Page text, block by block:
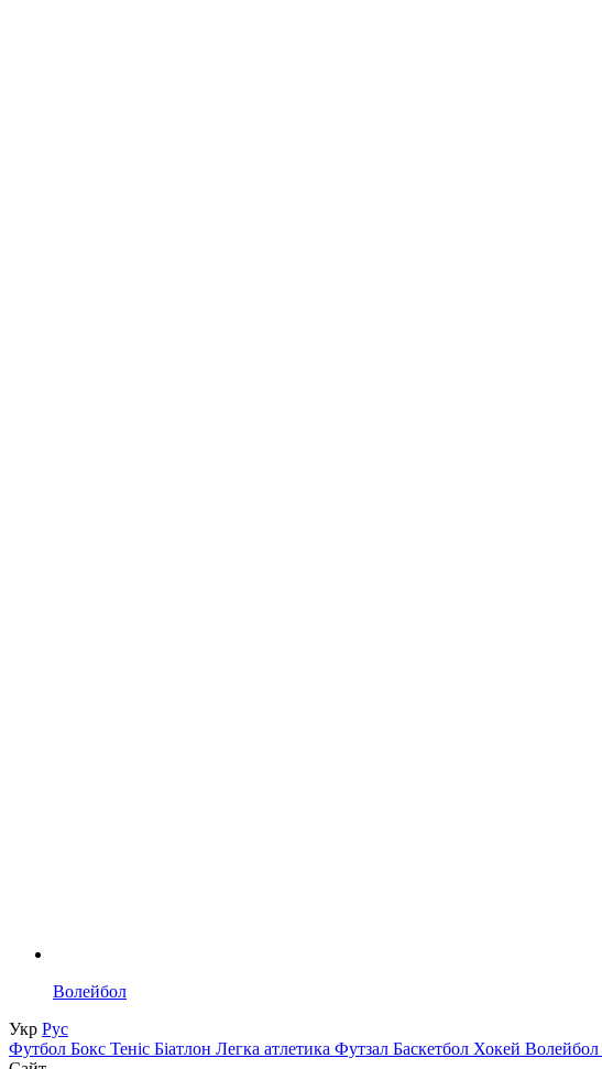
Волейбол
Укр Рус
Футбол Бокс Теніс Біатлон Легка атлетика Футзал Баскетбол Хокей Волейбол